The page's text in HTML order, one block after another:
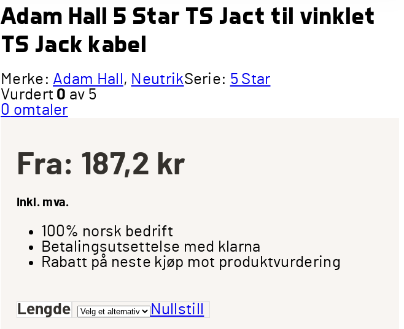
Adam Hall 5 Star TS Jact til vinklet
TS Jack kabel
Merke: Adam Hall , NeutrikSerie: 5 Star
Vurdert 0 av 5
0 omtaler
Fra: 187,2 kr
Inkl. mva.
100% norsk bedrift
Betalingsutsettelse med klarna
Rabatt på neste kjøp mot produktvurdering
Lengde
Nullstill